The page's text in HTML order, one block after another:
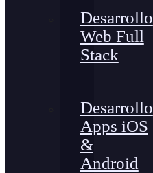
Desarrollo
Web Full
Stack
Desarrollo
Apps iOS
&
Android